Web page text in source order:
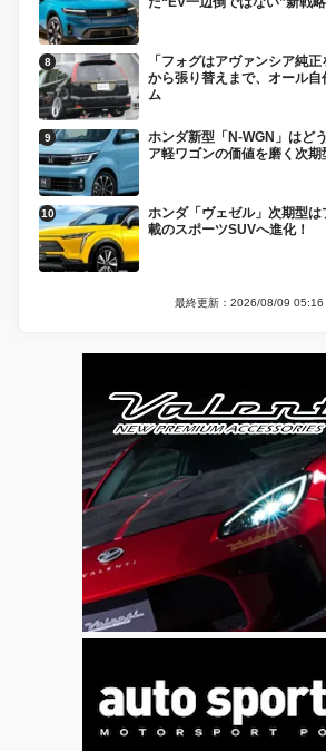
「フォグはアヴァンシア純
から張り替えまで、オール
ム
ホンダ新型「N-WGN」はど
ア軽ワゴンの価値を磨く次期
ホンダ「ヴェゼル」次期型
載のスポーツSUVへ進化！
最終更新：2026/08/09 05:16